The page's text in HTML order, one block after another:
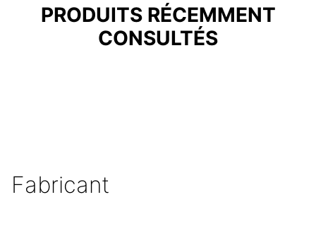
PRODUITS RÉCEMMENT
CONSULTÉS
Fabricant